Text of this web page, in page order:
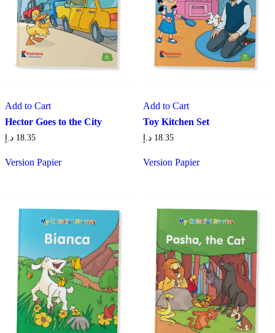
Add to Cart
Hector Goes to the City
18.35 د.إ
Version Papier
Add to Cart
Toy Kitchen Set
18.35 د.إ
Version Papier